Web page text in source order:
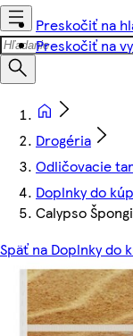
Preskočiť na
Preskočiť na
Drogéria
Odličovacie
Doplnky do
Calypso
Späť na Doplnky do